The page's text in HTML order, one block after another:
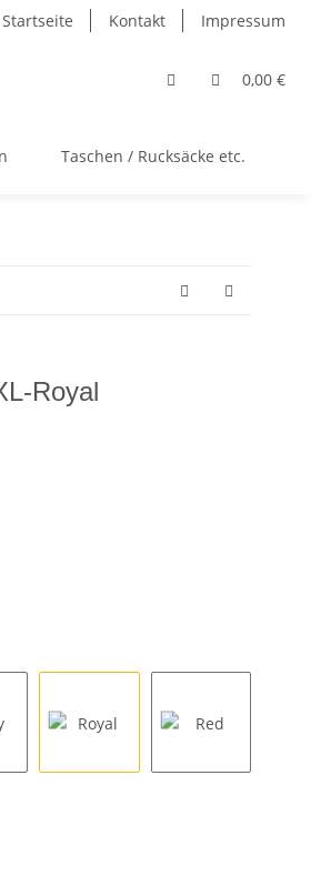
Startseite Kontakt Impressum
0,00 €
Taschen / Rucksäcke etc.
Royal